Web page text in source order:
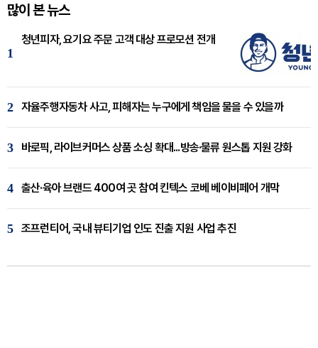
많이 본 뉴스
1
청년피자, 요기요 주문 고객 대상 프로모션 전개
2 자율주행자동차 사고, 피해자는 누구에게 책임을 물을 수 있을까
3 바로픽, 라이브커머스 상품 소싱 확대...방송·물류 원스톱 지원 강화
4 출산·육아 브랜드 400여 곳 참여 킨텍스 코베 베이비페어 개막
5 조프런티어, 국내 뷰티기업 인도 진출 지원 사업 추진